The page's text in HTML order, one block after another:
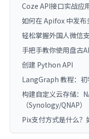
Coze API接口实战应
如何在 Apifox 中发布
轻松掌握外国人微信
手把手教你使用盘古
创建 Python API
LangGraph 教程：
构建自定义云存储：
（Synology/QNAP）
Pix支付方式是什么？